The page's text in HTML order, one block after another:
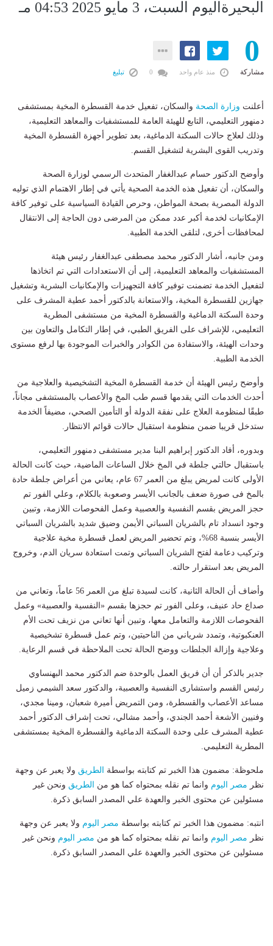
البحيرةاليوم السبت، 3 مايو 2025 04:53 مـ
0
مشاركة منذ عام واحد تبليغ
أعلنت وزارة الصحة والسكان، تفعيل خدمة القسطرة المخية بمستشفى
دمنهور التعليمي، التابع للهيئة العامة للمستشفيات والمعاهد التعليمية،
وذلك لعلاج حالات السكتة الدماغية، بعد تطوير أجهزة القسطرة المخية
وتدريب القوى البشرية لتشغيل القسم.
وأوضح الدكتور حسام عبدالغفار المتحدث الرسمي لوزارة الصحة
والسكان، أن تفعيل هذه الخدمة الصحية يأتي في إطار الاهتمام الذي توليه
الدولة المصرية بصحة المواطن، وحرص القيادة السياسية على توفير كافة
الإمكانيات لخدمة أكبر عدد ممكن من المرضى دون الحاجة إلى الانتقال
لمحافظات أخرى، لتلقى الخدمة الطبية.
ومن جانبه، أشار الدكتور محمد مصطفى عبدالغفار رئيس هيئة
المستشفيات والمعاهد التعليمية، إلى أن الاستعدادات التي تم اتخاذها
لتفعيل الخدمة تضمنت توفير كافة التجهيزات والإمكانيات البشرية وتشغيل
جهازين للقسطرة المخية، والاستعانة بالدكتور أحمد عطية المشرف على
وحدة السكتة الدماغية والقسطرة المخية من مستشفى المطرية
التعليمي، للإشراف على الفريق الطبي، في إطار التكامل والتعاون بين
وحدات الهيئة، والاستفادة من الكوادر والخبرات الموجودة بها لرفع مستوى
الخدمة الطبية.
وأوضح رئيس الهيئة أن خدمة القسطرة المخية التشخيصية والعلاجية من
أحدث الخدمات التي يقدمها قسم طب المخ والأعصاب بالمستشفى مجاناً،
طبقًا لمنظومة العلاج على نفقة الدولة أو التأمين الصحي، مضيفاً الخدمة
ستدخل قريبا ضمن منظومة استقبال حالات قوائم الانتظار.
وبدوره، أفاد الدكتور إبراهيم البنا مدير مستشفى دمنهور التعليمي،
باستقبال حالتي جلطة في المخ خلال الساعات الماضية، حيث كانت الحالة
الأولى كانت لمريض يبلغ من العمر 67 عام، يعاني من أعراض جلطة حادة
بالمخ فى صورة ضعف بالجانب الأيسر وصعوبة بالكلام، وعلي الفور تم
حجز المريض بقسم النفسية والعصبية وعمل الفحوصات اللازمة، وتبين
وجود انسداد تام بالشريان السباتي الأيمن وضيق شديد بالشريان السباتي
الأيسر بنسبة 68%، وتم تحضير المريض لعمل قسطرة مخية علاجية
وتركيب دعامة لفتح الشريان السباتي وتمت استعادة سريان الدم، وخروج
المريض بعد استقرار حالته.
وأضاف أن الحالة الثانية، كانت لسيدة تبلغ من العمر 56 عاماً، وتعاني من
صداع حاد عنيف، وعلى الفور تم حجزها بقسم «النفسية والعصبية» وعمل
الفحوصات اللازمة والتعامل معها، وتبين أنها تعاني من نزيف تحت الأم
العنكبوتية، وتمدد شرياني من الناحيتين، وتم عمل قسطرة تشخيصية
وعلاجية وإزالة الجلطات ووضح الحالة تحت الملاحظة في قسم الرعاية.
جدير بالذكر أن أن فريق العمل بالوحدة ضم الدكتور محمد البهنساوي
رئيس القسم واستشارى النفسية والعصبية، والدكتور سعد الشيمي زميل
مساعد الأعصاب والقسطرة، ومن التمريض أميرة شعبان، ومينا مجدي،
وفنيين الأشعة أحمد الجندي، وأحمد مشالي، تحت إشراف الدكتور أحمد
عطية المشرف على وحدة السكتة الدماغية والقسطرة المخية بمستشفى
المطرية التعليمي.
ملحوظة: مضمون هذا الخبر تم كتابته بواسطة الطريق ولا يعبر عن وجهة
نظر مصر اليوم وانما تم نقله بمحتواه كما هو من الطريق ونحن غير
مسئولين عن محتوى الخبر والعهدة علي المصدر السابق ذكرة.
انتبه: مضمون هذا الخبر تم كتابته بواسطة مصر اليوم ولا يعبر عن وجهة
نظر مصر اليوم وانما تم نقله بمحتواه كما هو من مصر اليوم ونحن غير
مسئولين عن محتوى الخبر والعهدة علي المصدر السابق ذكرة.